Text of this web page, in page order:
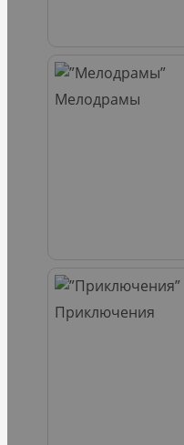
Мелодрамы
Приключения